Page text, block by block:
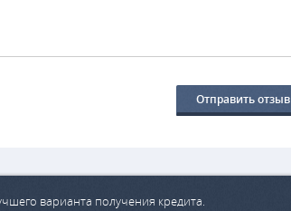
Отправить отзыв
варианта получения кредита.